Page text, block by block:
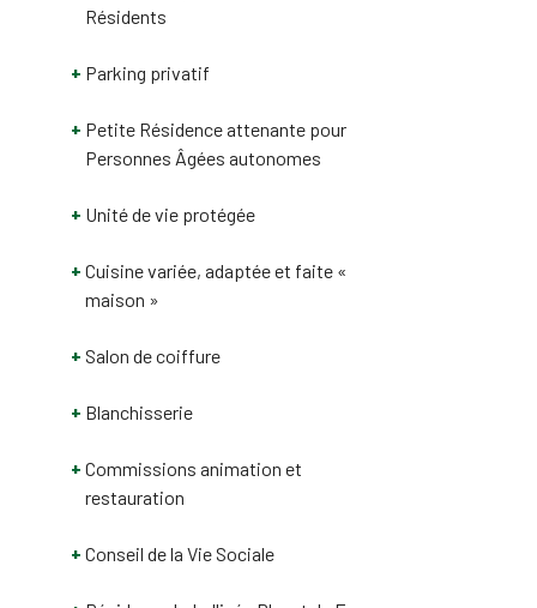
Résidents
Parking privatif
Petite Résidence attenante pour
Personnes Âgées autonomes
Unité de vie protégée
Cuisine variée, adaptée et faite «
maison »
Salon de coiffure
Blanchisserie
Commissions animation et
restauration
Conseil de la Vie Sociale